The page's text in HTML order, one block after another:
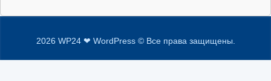
2026 WP24 ❤ WordPress © Все права защищены.